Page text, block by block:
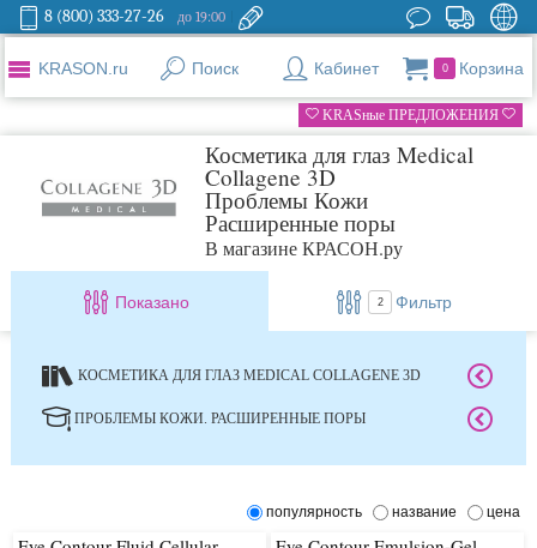
8 (800) 333-27-26 до 19:00
KRASON.ru Поиск Кабинет 0 Корзина
KRASные ПРЕДЛОЖЕНИЯ
Косметика для глаз Medical
Collagene 3D
Проблемы Кожи
Расширенные поры
В магазине КРАСОН.ру
Показано 2 Фильтр
КОСМЕТИКА ДЛЯ ГЛАЗ MEDICAL COLLAGENE 3D
ПРОБЛЕМЫ КОЖИ. РАСШИРЕННЫЕ ПОРЫ
популярность название цена